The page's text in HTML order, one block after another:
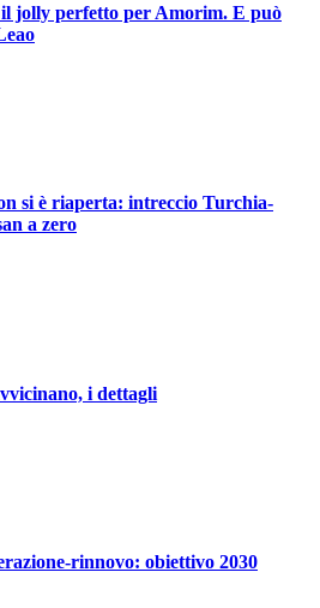
jolly perfetto per Amorim. E può
si è riaperta: intreccio Turchia-
a zero
i dettagli
rinnovo: obiettivo 2030